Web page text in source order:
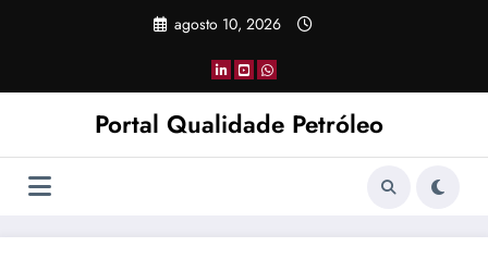
agosto 10, 2026
Portal Qualidade Petróleo